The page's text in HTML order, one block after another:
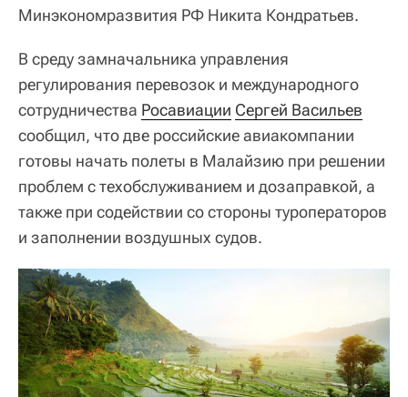
Минэкономразвития РФ Никита Кондратьев.
В среду замначальника управления
регулирования перевозок и международного
сотрудничества Росавиации Сергей Васильев
сообщил, что две российские авиакомпании
готовы начать полеты в Малайзию при решении
проблем с техобслуживанием и дозаправкой, а
также при содействии со стороны туроператоров
и заполнении воздушных судов.